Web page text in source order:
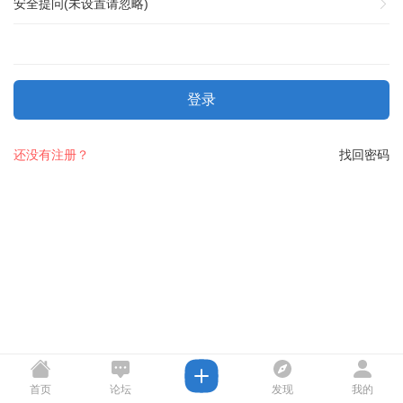
安全提问(未设置请忽略)
登录
找回密码
还没有注册？
首页 论坛 发现 我的